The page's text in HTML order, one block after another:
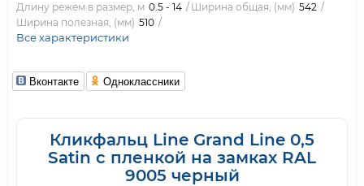
Длину режем в размер, м 0.5 - 14 Ширина общая, (мм) 542
Ширина полезная, (мм) 510
Все характеристики
Вконтакте Одноклассники
Кликфальц Line Grand Line 0,5
Satin с пленкой на замках RAL
9005 черный